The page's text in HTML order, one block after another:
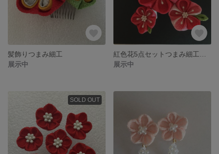
髪飾りつまみ細工
展示中
展示中
SOLD OUT